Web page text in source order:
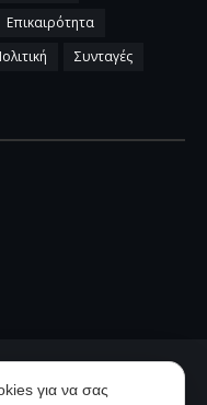
Επικαιρότητα
Συνταγές
για να σας